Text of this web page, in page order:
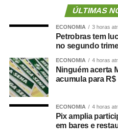
— Em um ano de eleições
participação dos estudantes
novas gerações em refletir
democracia e a construção de
Uma das redações
Freitas, representante do Acre,
sociais a um jardim em que
semente lançada ao vento —
consciência ou se perder na
ÚLTIMAS
ECONOMIA 3 horas
Petrobras tem
no segundo
ECONOMIA 4 horas
Ninguém acerta
acumula para
ECONOMIA 4 horas
Pix amplia
em bares e